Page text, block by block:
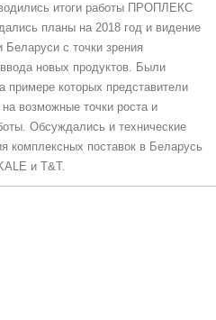
итоги работы ПРОПЛЕКС
планы на 2018 год и видение
Беларуси с точки зрения
новых продуктов. Были
примере которых представители
возможные точки роста и
Обсуждались и технические
комплексных поставок в Беларусь
и T&T.